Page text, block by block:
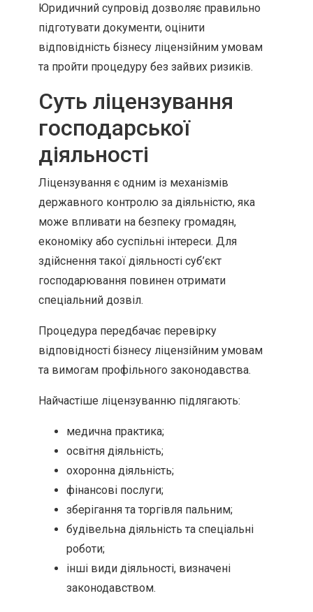
Юридичний супровід дозволяє правильно
підготувати документи, оцінити
відповідність бізнесу ліцензійним умовам
та пройти процедуру без зайвих ризиків.
Суть ліцензування
господарської
діяльності
Ліцензування є одним із механізмів
державного контролю за діяльністю, яка
може впливати на безпеку громадян,
економіку або суспільні інтереси. Для
здійснення такої діяльності суб’єкт
господарювання повинен отримати
спеціальний дозвіл.
Процедура передбачає перевірку
відповідності бізнесу ліцензійним умовам
та вимогам профільного законодавства.
Найчастіше ліцензуванню підлягають:
медична практика;
освітня діяльність;
охоронна діяльність;
фінансові послуги;
зберігання та торгівля пальним;
будівельна діяльність та спеціальні
роботи;
інші види діяльності, визначені
законодавством.